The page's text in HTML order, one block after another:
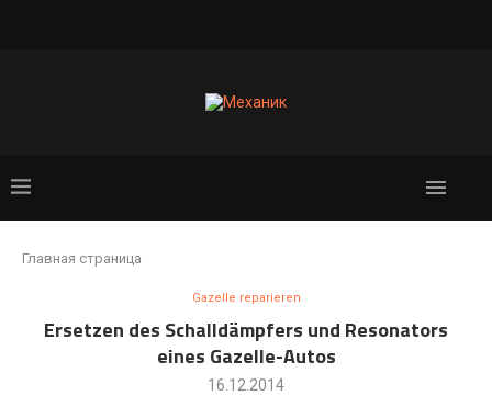
Главная страница
Gazelle reparieren
Ersetzen des Schalldämpfers und Resonators
eines Gazelle-Autos
16.12.2014